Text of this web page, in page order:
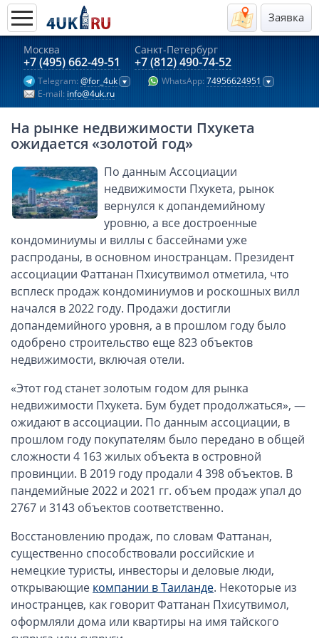
Заявка
Москва
+7 (495) 662-49-51
Санкт-Петербург
+7 (812) 490-74-52
Telegram: @for_4uk WhatsApp: 74956624951
E-mail: info@4uk.ru
Актуальные предложения 2026
Компании в Гонконге
Английские компании LTD
Киргизия (компания и счёт)
Компании в Китае
Kомпания в Канаде с лицензией MSB
Казахстан (компания и счёт)
Открытие счета в банках Казахстана
Платежная система Гонконга
Платежная система Великобритании
Платежная система Маврикия
Платежная система Казахстана
ОАЭ, Дубай (компания и счёт)
ОАЭ, Аджман (компания и счёт)
Оффшоры в Панаме
Оффшоры на Сейшелах
Турция (компания и счёт)
Счёт и карта в Турции для физлиц
Cчёт в Турции для компании
Счёт и карта в Киргизии для физлиц
Гражданство Вануату
Гражданство Сьерра-Леоне
Европейские и резидентные компании
Английские партнерства LLP
Ирландские компании LTD
Ирландские партнерства LP
На рынке недвижимости Пхукета
ожидается «золотой год»
По данным Ассоциации
недвижимости Пхукета, рынок
вернулся к допандемийному
уровню, а все достроенные
кондоминиумы и виллы с бассейнами уже
распроданы, в основном иностранцам. Президент
ассоциации Фаттанан Пхисутвимол отметила, что
всплеск продаж кондоминиумов и роскошных вилл
начался в 2022 году. Продажи достигли
допандемийного уровня, а в прошлом году было
одобрено строительство еще 823 объектов
недвижимости, включая отели.
«Этот год станет золотым годом для рынка
недвижимости Пхукета. Бум будет продолжаться», —
ожидают в ассоциации. По данным ассоциации, в
прошлом году покупателям было передано в общей
сложности 4 163 жилых объекта в островной
провинции. В 2019 году продали 4 398 объектов. В
пандемийные 2022 и 2021 гг. объем продаж упал до
2767 и 3143 объектов соответственно.
Восстановлению продаж, по словам Фаттанан,
существенно способствовали российские и
немецкие туристы, инвесторы и деловые люди,
открывающие компании в Таиланде. Некоторые из
иностранцев, как говорит Фаттанан Пхисутвимол,
оформляли дома или квартиры на имя тайского